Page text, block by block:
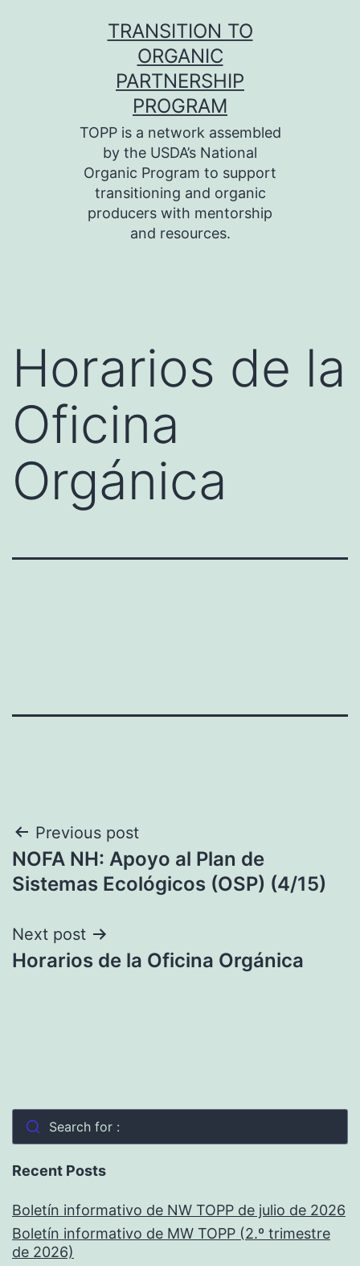
TRANSITION TO
ORGANIC
PARTNERSHIP
PROGRAM
TOPP is a network assembled
by the USDA’s National
Organic Program to support
transitioning and organic
producers with mentorship
and resources.
Horarios de la
Oficina
Orgánica
Navegación
de
Previous post
NOFA NH: Apoyo al Plan de
Sistemas Ecológicos (OSP) (4/15)
Next post
Horarios de la Oficina Orgánica
Search for :
Recent Posts
Boletín informativo de NW TOPP de julio de 2026
Boletín informativo de MW TOPP (2.º trimestre
de 2026)